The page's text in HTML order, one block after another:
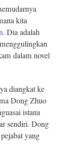
kita
. Dia adalah
dalam novel
diangkat ke
Dong Zhuo
istana
sendiri. Dong
yang